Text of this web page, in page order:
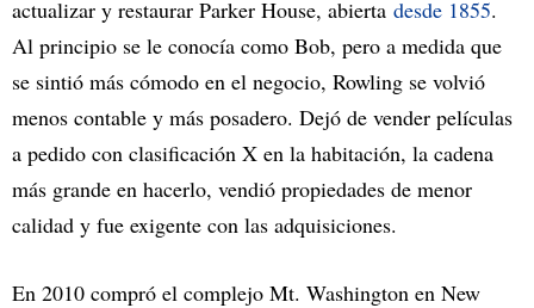
actualizar y restaurar Parker House, abierta desde 1855.
Al principio se le conocía como Bob, pero a medida que
se sintió más cómodo en el negocio, Rowling se volvió
menos contable y más posadero. Dejó de vender películas
a pedido con clasificación X en la habitación, la cadena
más grande en hacerlo, vendió propiedades de menor
calidad y fue exigente con las adquisiciones.
En 2010 compró el complejo Mt. Washington en New